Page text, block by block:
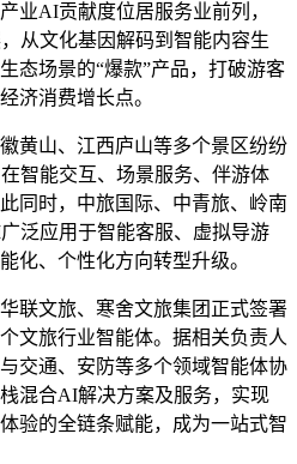
业AI贡献度位居服务业前列，
从文化基因解码到智能内容生
态场景的“爆款”产品，打破游客
济消费增长点。
山、江西庐山等多个景区纷纷
智能交互、场景服务、伴游体
同时，中旅国际、中青旅、岭南
泛应用于智能客服、虚拟导游
化、个性化方向转型升级。
文旅、寒舍文旅集团正式签署
文旅行业智能体。据相关负责人
交通、安防等多个领域智能体协
混合AI解决方案及服务，实现
验的全链条赋能，成为一站式智